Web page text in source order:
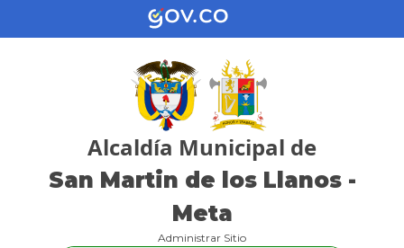
Alcaldía Municipal de
San Martin de los Llanos -
Meta
Administrar Sitio